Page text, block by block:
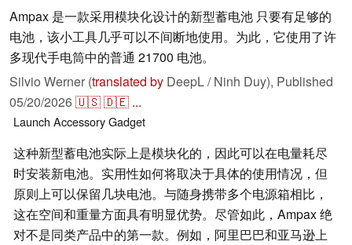
Ampax 是一款采用模块化设计的新型蓄电池 只要有足够的
电池，该小工具几乎可以不间断地使用。为此，它使用了许
多现代手电筒中的普通 21700 电池。
Silvio Werner (translated by DeepL / Ninh Duy), Published
05/20/2026🇺🇸🇩🇪 ...
Launch AccessoryGadget
这种新型蓄电池实际上是模块化的，因此可以在电量耗尽
时安装新电池。实用性如何将取决于具体的使用情况，但
原则上可以保留几块电池。与随身携带多个电源箱相比，
这在空间和重量方面具有明显优势。尽管如此，Ampax 绝
对不是同类产品中的第一款。例如，阿里巴巴和亚马逊上